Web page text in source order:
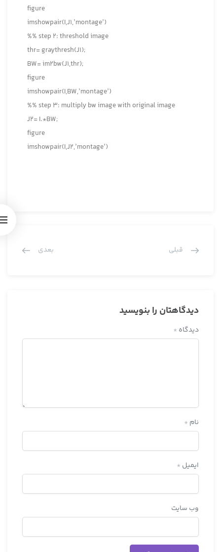
figure
imshowpair(I,J1,’montage’)
%% step 2: threshold image
thr= graythresh(J1);
BW= im2bw(J1,thr);
figure
imshowpair(I,BW,’montage’)
%% step 3: multiply bw image with original image
J2= I.*BW;
figure
imshowpair(I,J2,’montage’)
قبلی بعدی
دیدگاهتان را بنویسید
دیدگاه *
نام *
ایمیل *
وب‌ سایت